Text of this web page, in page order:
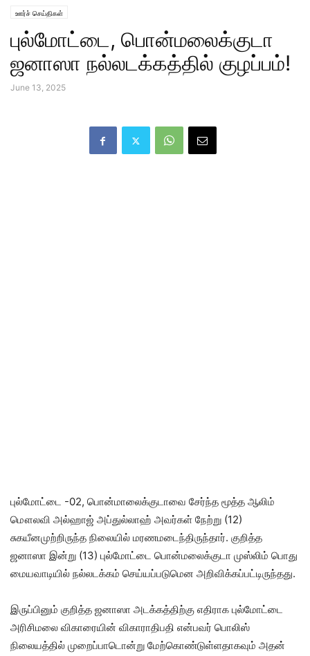
ஊர்ச் செய்திகள்
புல்மோட்டை, பொன்மலைக்குடா
ஜனாஸா நல்லடக்கத்தில் குழப்பம்!
June 13, 2025
புல்மோட்டை -02, பொன்மாலைக்குடாவை சேர்ந்த மூத்த ஆலிம்
மௌலவி அல்ஹாஜ் அப்துல்லாஹ் அவர்கள் நேற்று (12)
சுகயீனமுற்றிருந்த நிலையில் மரணமடைந்திருந்தார். குறித்த
ஜனாஸா இன்று (13) புல்மோட்டை பொன்மலைக்குடா முஸ்லிம் பொது
மையவாடியில் நல்லடக்கம் செய்யப்படுமென அறிவிக்கப்பட்டிருந்தது.
இருப்பினும் குறித்த ஜனாஸா அடக்கத்திற்கு எதிராக புல்மோட்டை
அரிசிமலை விகாரையின் விகாராதிபதி என்பவர் பொலிஸ்
நிலையத்தில் முறைப்பாடொன்று மேற்கொண்டுள்ளதாகவும் அதன்